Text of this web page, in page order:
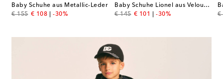
Baby Schuhe aus Metallic-Leder
€ 155
original price
€ 108
discount price
-30%
Baby Schuhe Lionel aus Veloursleder
€ 145
original price
€ 101
discount price
-30% €